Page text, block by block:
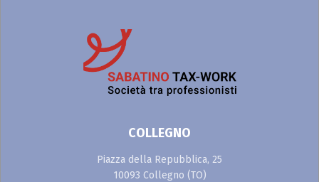
COLLEGNO
Piazza della Repubblica, 25
10093 Collegno (TO)